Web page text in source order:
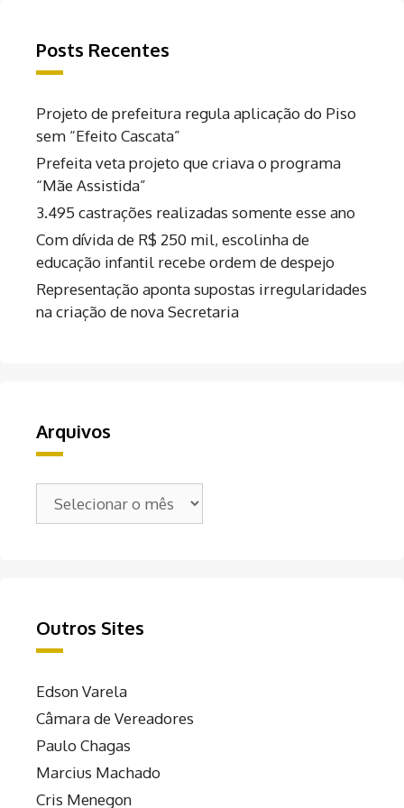
Posts Recentes
Projeto de prefeitura regula aplicação do Piso
sem “Efeito Cascata”
Prefeita veta projeto que criava o programa
“Mãe Assistida”
3.495 castrações realizadas somente esse ano
Com dívida de R$ 250 mil, escolinha de
educação infantil recebe ordem de despejo
Representação aponta supostas irregularidades
na criação de nova Secretaria
Arquivos
Arquivos
Outros Sites
Edson Varela
Câmara de Vereadores
Paulo Chagas
Marcius Machado
Cris Menegon